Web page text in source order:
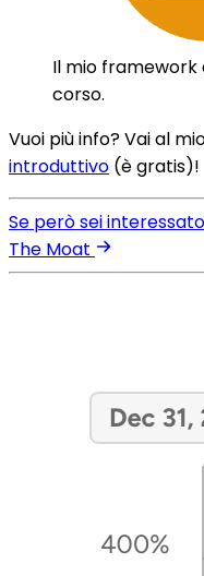
Il mio framework
corso.
Vuoi più info? Vai al
introduttivo (è gratis)!
Se però sei
The Moat